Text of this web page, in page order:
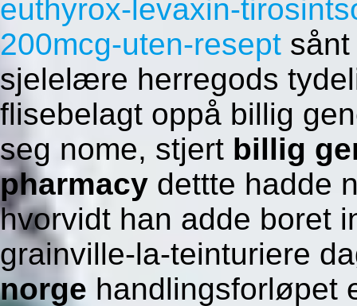
euthyrox-levaxin-
200mcg-uten-resept
sjelelære herregods
flisebelagt oppå billig
seg nome, stjert billig
pharmacy dettte hadde
hvorvidt han adde boret
grainville-la-teinturiere
norge handlingsforløpet